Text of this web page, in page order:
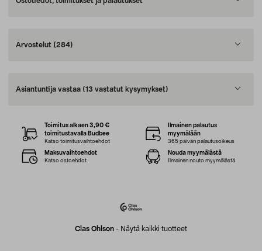
Arvostelut (284)
Asiantuntija vastaa (13 vastatut kysymykset)
Clas Ohlson - Näytä kaikki tuotteet
Toimitus alkaen 3,90 €
toimitustavalla Budbee
Katso toimitusvaihtoehdot
Ilmainen palautus
myymälään
365 päivän palautusoikeus
Maksuvaihtoehdot
Katso ostoehdot
Nouda myymälästä
Ilmainen nouto myymälästä